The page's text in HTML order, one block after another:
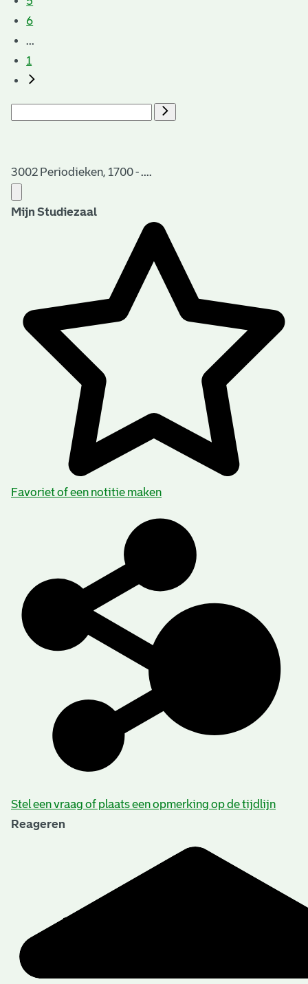
6
...
1
3002 Periodieken, 1700 - ....
Mijn Studiezaal
Favoriet of een notitie maken
Stel een vraag of plaats een opmerking op de tijdlijn
Reageren